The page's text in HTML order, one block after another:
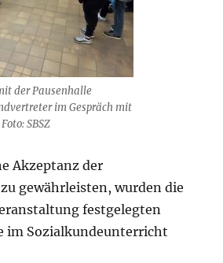
der Pausenhalle
im Gespräch mit
SBSZ
Akzeptanz der
gewährleisten, wurden die
festgelegten
im Sozialkundeunterricht